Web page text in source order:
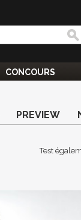
CONCOURS
PREVIEW
Test